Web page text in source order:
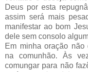
Deus por esta
assim será mais
manifestar ao bom
dele sem consolo
Em minha oração não
na comunhão. Às
comungar para não